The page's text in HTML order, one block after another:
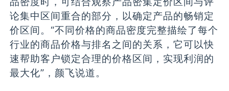
论集中区间重合的部分，以确定产品的畅销定
价区间。“不同价格的商品密度完整描绘了每个
行业的商品价格与排名之间的关系，它可以快
速帮助客户锁定合理的价格区间，实现利润的
最大化”，颜飞说道。